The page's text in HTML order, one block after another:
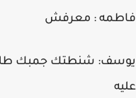
فاطمه : معرفش
يوسف: شنطتك جمبك
عليه